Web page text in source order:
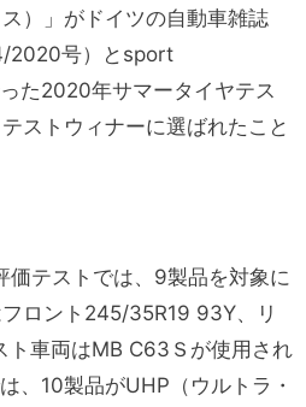
）」がドイツの自動車雑誌
2020号）とsport
た2020年サマータイヤテス
ストウィナーに選ばれたこと
テストでは、9製品を対象に
ロント245/35R19 93Y、リ
車両はMB C63Ｓが使用され
、10製品がUHP（ウルトラ・